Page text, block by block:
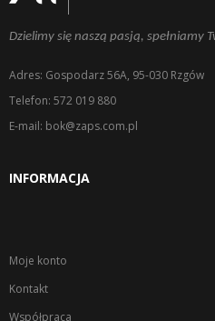
Dzielimy się naszą pasją, spełniamy
Adres: Gospodarz 56A, 95-030 Rzgów
Telefon: 572 019 880
E-mail: bok@zaps.com.pl
INFORMACJA
Moje konto
Kontakt
Współpraca